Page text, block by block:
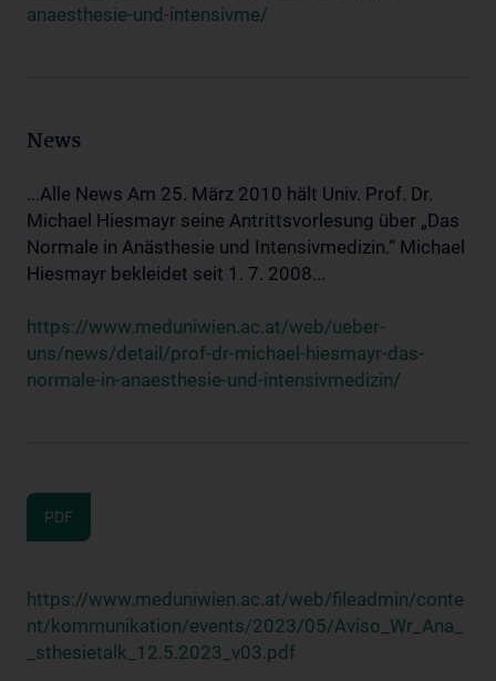
anaesthesie-und-intensivme/
News
...Alle News Am 25. März 2010 hält Univ. Prof. Dr.
Michael Hiesmayr seine Antrittsvorlesung über „Das
Normale in Anästhesie und Intensivmedizin.“ Michael
Hiesmayr bekleidet seit 1. 7. 2008...
https://www.meduniwien.ac.at/web/ueber-
uns/news/detail/prof-dr-michael-hiesmayr-das-
normale-in-anaesthesie-und-intensivmedizin/
PDF
https://www.meduniwien.ac.at/web/fileadmin/conte
nt/kommunikation/events/2023/05/Aviso_Wr_Ana_
_sthesietalk_12.5.2023_v03.pdf